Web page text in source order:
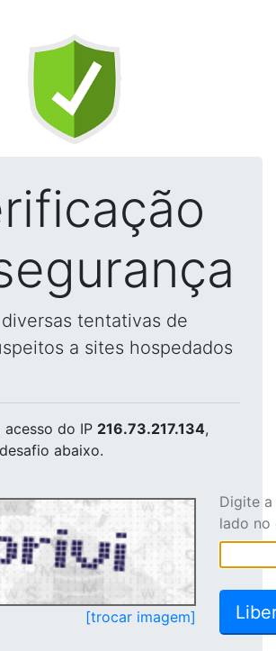
tentativas de
a sites hospedados
acesso do IP 216.73.217.134,
abaixo.
[trocar imagem]
Digite
lado no